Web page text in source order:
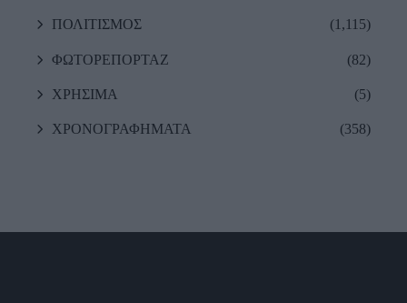
ΠΟΛΙΤΙΣΜΟΣ (1,115)
ΦΩΤΟΡΕΠΟΡΤΑΖ (82)
ΧΡΗΣΙΜΑ (5)
ΧΡΟΝΟΓΡΑΦΗΜΑΤΑ (358)